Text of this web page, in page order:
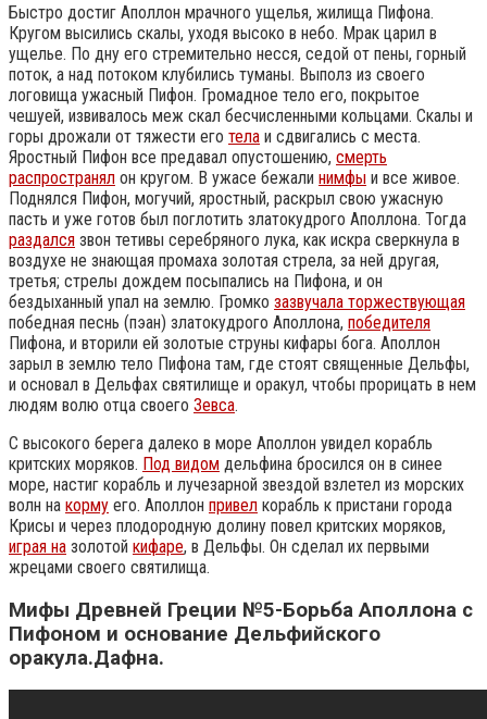
Быстро достиг Аполлон мрачного ущелья, жилища Пифона.
Кругом высились скалы, уходя высоко в небо. Мрак царил в
ущелье. По дну его стремительно несся, седой от пены, горный
поток, а над потоком клубились туманы. Выполз из своего
логовища ужасный Пифон. Громадное тело его, покрытое
чешуей, извивалось меж скал бесчисленными кольцами. Скалы и
горы дрожали от тяжести его тела и сдвигались с места.
Яростный Пифон все предавал опустошению, смерть
распространял он кругом. В ужасе бежали нимфы и все живое.
Поднялся Пифон, могучий, яростный, раскрыл свою ужасную
пасть и уже готов был поглотить златокудрого Аполлона. Тогда
раздался звон тетивы серебряного лука, как искра сверкнула в
воздухе не знающая промаха золотая стрела, за ней другая,
третья; стрелы дождем посыпались на Пифона, и он
бездыханный упал на землю. Громко зазвучала торжествующая
победная песнь (пэан) златокудрого Аполлона, победителя
Пифона, и вторили ей золотые струны кифары бога. Аполлон
зарыл в землю тело Пифона там, где стоят священные Дельфы,
и основал в Дельфах святилище и оракул, чтобы прорицать в нем
людям волю отца своего Зевса.
С высокого берега далеко в море Аполлон увидел корабль
критских моряков. Под видом дельфина бросился он в синее
море, настиг корабль и лучезарной звездой взлетел из морских
волн на корму его. Аполлон привел корабль к пристани города
Крисы и через плодородную долину повел критских моряков,
играя на золотой кифаре, в Дельфы. Он сделал их первыми
жрецами своего святилища.
Мифы Древней Греции №5-Борьба Аполлона с
Пифоном и основание Дельфийского
оракула.Дафна.